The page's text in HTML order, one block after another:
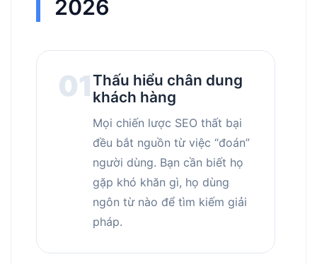
2026
01Thấu hiểu chân dung
khách hàng
Mọi chiến lược SEO thất bại
đều bắt nguồn từ việc “đoán”
người dùng. Bạn cần biết họ
gặp khó khăn gì, họ dùng
ngôn từ nào để tìm kiếm giải
pháp.